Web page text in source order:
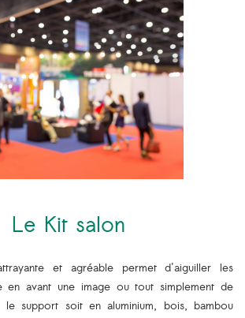
Le Kit salon
et agréable permet d'aiguiller les
en avant une image ou tout simplement de
le support soit en aluminium, bois, bambou